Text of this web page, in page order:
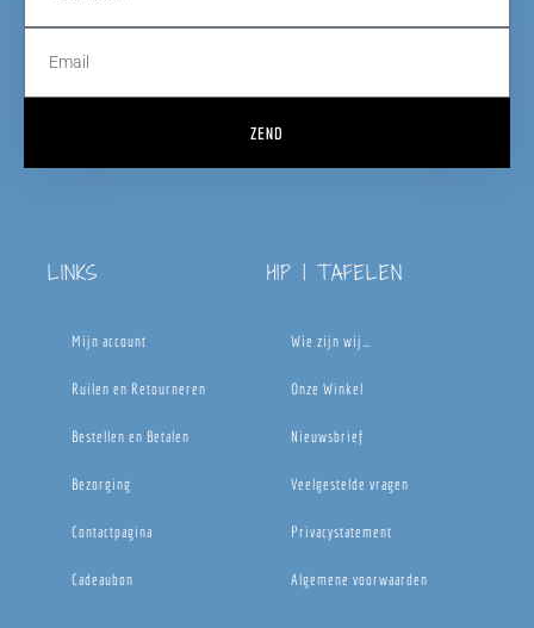
ZEND
LINKS
Mijn account
Ruilen en Retourneren
Bestellen en Betalen
Bezorging
Contactpagina
Cadeaubon
HIP | TAFELEN
Wie zijn wij…
Onze Winkel
Nieuwsbrief
Veelgestelde vragen
Privacystatement
Algemene voorwaarden